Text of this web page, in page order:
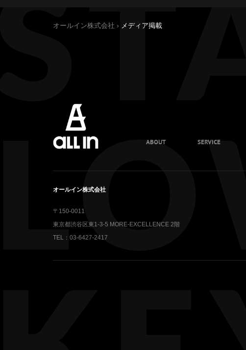
オールイン株式会社 › メディア掲載
ABOUT SERVICE
オールイン株式会社
〒150-0011
東京都渋谷区東1-3-5 MORE-EXCELLENCE 2階
TEL：03-6427-2417